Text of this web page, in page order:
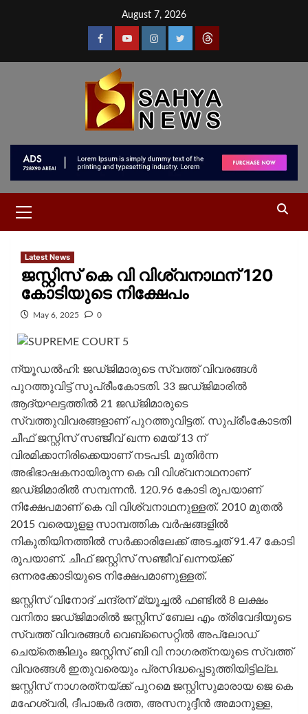
August 7, 2026
Latest News
ജസ്റ്റിസ് കെ വി വിശ്വനാഥന് 120
കോടിയുടെ നിക്ഷേപം
May 6, 2025 0
ന്യൂഡല്‍ഹി: ജഡ്ജിമാരുടെ സ്വത്ത് വിവരങ്ങള്‍
പുറത്തുവിട്ട് സുപ്രീംകോടതി. 33 ജഡ്ജിമാരില്‍
ആദ്യഘട്ടത്തില്‍ 21 ജഡ്ജിമാരുടെ
സ്വത്തുവിവരങ്ങളാണ് പുറത്തുവിട്ടത്. സുപ്രീംകോടതി
ചീഫ് ജസ്റ്റിസ് സഞ്ജീവ് ഖന്ന മെയ് 13 ന്
വിരമിക്കാനിരിക്കെയാണ് നടപടി. മുതിര്‍ന്ന
അഭിഭാഷകനായിരുന്ന കെ വി വിശ്വനാഥനാണ്
ജഡ്ജിമാരില്‍ സമ്പന്നന്‍. 120.96 കോടി രൂപയാണ്
നിക്ഷേപമാണ് കെ വി വിശ്വനാഥനുള്ളത്. 2010 മുതല്‍
2015 വരെയുളള സാമ്പത്തിക വര്‍ഷങ്ങളില്‍
നികുതിയിനത്തില്‍ സര്‍ക്കാരിലേക്ക് അടച്ചത് 91.47 കോടി
രൂപയാണ്. ചീഫ് ജസ്റ്റിസ് സഞ്ജീവ് ഖന്നയ്ക്ക്
ഒന്നരക്കോടിയുടെ നിക്ഷേപമാണുള്ളത്.
ജസ്റ്റിസ് വിനോദ് ചന്ദ്രന് മ്യൂച്ചല്‍ ഫണ്ടില്‍ 8 ലക്ഷം
വനിതാ ജഡ്ജിമാരില്‍ ജസ്റ്റിസ് ബേല എം ത്രിവേദിയുടെ
സ്വത്ത് വിവരങ്ങള്‍ വെബ്‌സൈറ്റില്‍ അപ്ലോഡ്
ചെയ്‌തെങ്കിലും ജസ്റ്റിസ് ബി വി നാഗരത്‌നയുടെ സ്വത്ത്
വിവരങ്ങള്‍ ഇതുവരെയും പ്രസിദ്ധപ്പെടുത്തിയിട്ടില്ല.
ജസ്റ്റിസ് നാഗരത്‌നയ്ക്ക് പുറമെ ജസ്റ്റിസുമാരായ ജെ കെ
മഹേശ്വരി, ദീപാങ്കര്‍ ദത്ത, അസനുദ്ദീന്‍ അമാനുള്ള,